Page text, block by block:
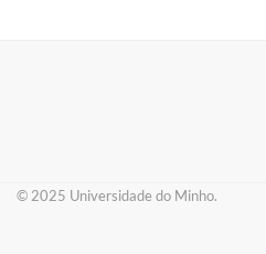
© 2025 ​Universidade do Minho.